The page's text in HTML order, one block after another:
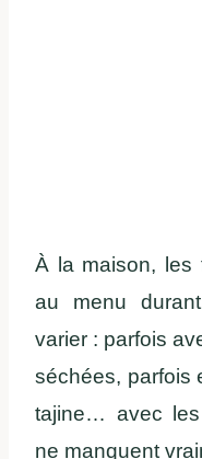
À la maison, les
au menu
varier : parfois
séchées, parfois
tajine… avec les
ne manquent